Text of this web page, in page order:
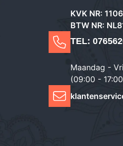
KVK NR:
BTW NR:
TEL:
Maandag -
(09:00 -